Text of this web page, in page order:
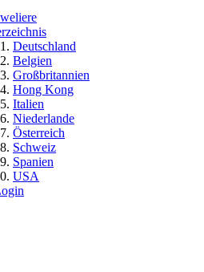
Deutschland
Belgien
Großbritannien
Hong Kong
Italien
Niederlande
Österreich
Schweiz
Spanien
USA